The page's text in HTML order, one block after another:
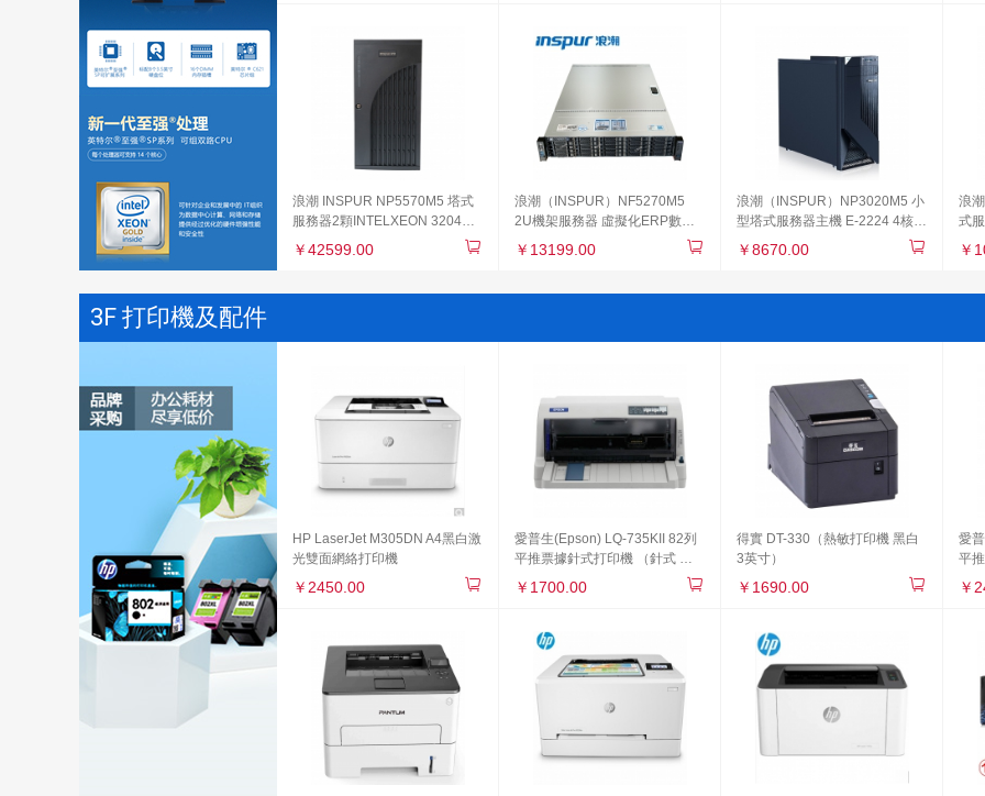
浪潮 INSPUR NP5570M5 塔式
服務器2顆INTELXEON 3204
32GB/硬盤2*1TB/RAID卡*1 無
光驅/無系統/500W電源/無導軌
￥42599.00
浪潮（INSPUR）NF5270M5
2U機架服務器 虛擬化ERP數據
庫 1顆至強3204 6核1.9G CPU
單電源 16G內存2塊1.2TB 10K
￥13199.00
浪潮（INSPUR）NP3020M5 小
型塔式服務器主機 E-2224 4核
3.4Hz 16G內存1*1TB SATA硬盤
￥8670.00
浪
式
￥
3F 打印機及配件
HP LaserJet M305DN A4黑白激
光雙面網絡打印機
￥2450.00
愛普生(Epson) LQ-735KII 82列
平推票據針式打印機 （針式 票
據打印機 黑白 A4）
￥1700.00
得實 DT-330（熱敏打印機 黑白
3英寸）
￥1690.00
愛
平
打
￥